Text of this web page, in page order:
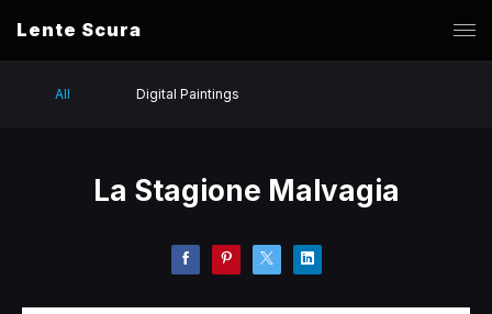
Lente Scura
All Digital Paintings
La Stagione Malvagia